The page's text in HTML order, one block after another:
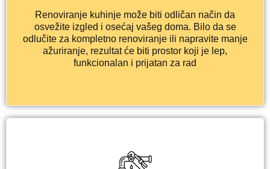
Renoviranje kuhinje može biti odličan način da
osvežite izgled i osećaj vašeg doma. Bilo da se
odlučite za kompletno renoviranje ili napravite manje
ažuriranje, rezultat će biti prostor koji je lep,
funkcionalan i prijatan za rad